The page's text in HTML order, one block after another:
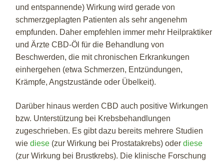
und entspannende) Wirkung wird gerade von
schmerzgeplagten Patienten als sehr angenehm
empfunden. Daher empfehlen immer mehr Heilpraktiker
und Ärzte CBD-Öl für die Behandlung von
Beschwerden, die mit chronischen Erkrankungen
einhergehen (etwa Schmerzen, Entzündungen,
Krämpfe, Angstzustände oder Übelkeit).
Darüber hinaus werden CBD auch positive Wirkungen
bzw. Unterstützung bei Krebsbehandlungen
zugeschrieben. Es gibt dazu bereits mehrere Studien
wie diese(zur Wirkung bei Prostatakrebs) oder diese
(zur Wirkung bei Brustkrebs). Die klinische Forschung